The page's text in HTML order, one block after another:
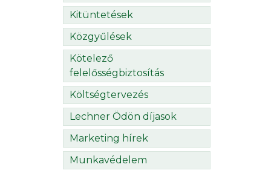
Kitüntetések
Közgyűlések
Kötelező
felelősségbiztosítás
Költségtervezés
Lechner Ödön díjasok
Marketing hírek
Munkavédelem